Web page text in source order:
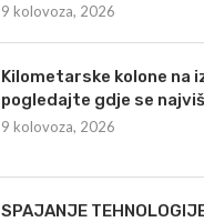
9 kolovoza, 2026
Kilometarske kolone na
pogledajte gdje se
9 kolovoza, 2026
SPAJANJE